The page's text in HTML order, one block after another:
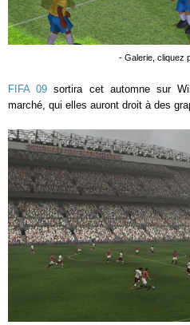
- Galerie, cliquez
FIFA 09 sortira cet automne sur
marché, qui elles auront droit à des